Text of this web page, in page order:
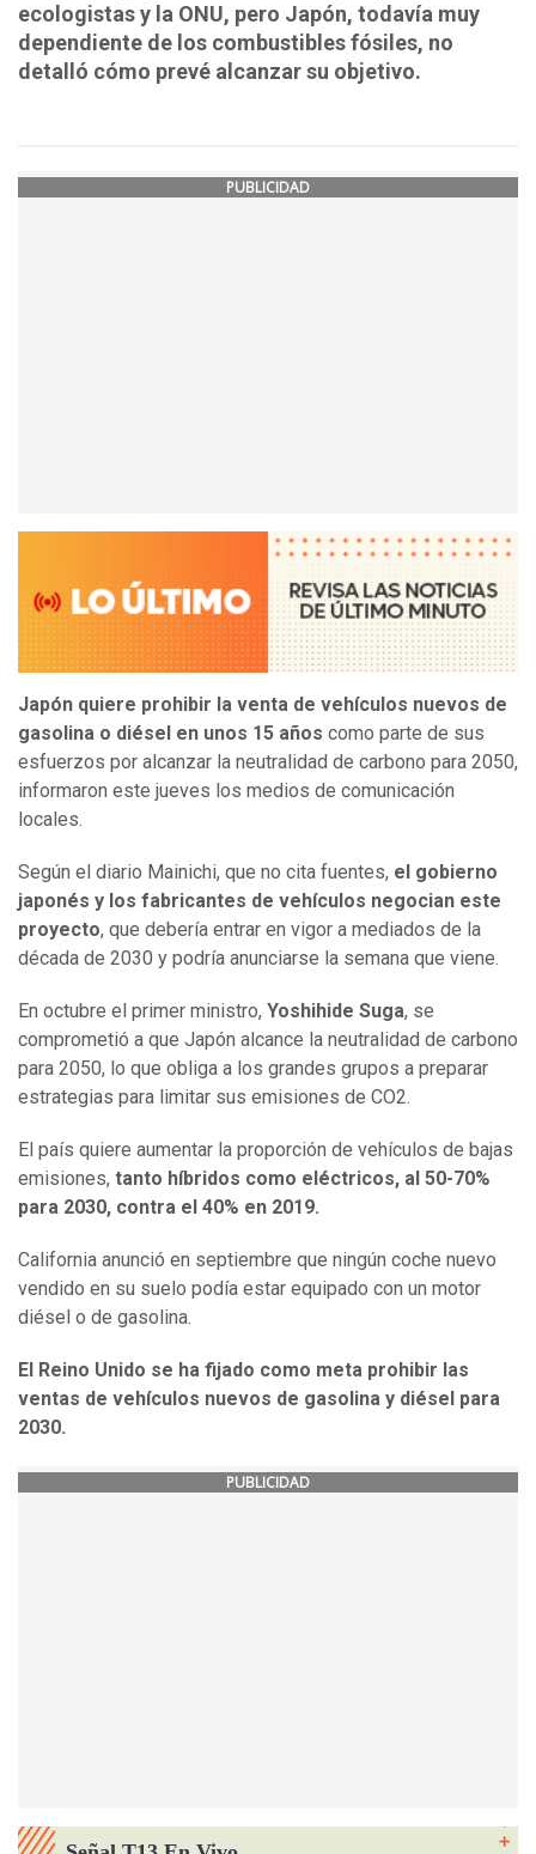
ecologistas y la ONU, pero Japón, todavía muy
dependiente de los combustibles fósiles, no
detalló cómo prevé alcanzar su objetivo.
PUBLICIDAD
Japón quiere prohibir la venta de vehículos nuevos de
gasolina o diésel en unos 15 años como parte de sus
esfuerzos por alcanzar la neutralidad de carbono para 2050,
informaron este jueves los medios de comunicación
locales.
Según el diario Mainichi, que no cita fuentes, el gobierno
japonés y los fabricantes de vehículos negocian este
proyecto, que debería entrar en vigor a mediados de la
década de 2030 y podría anunciarse la semana que viene.
En octubre el primer ministro, Yoshihide Suga, se
comprometió a que Japón alcance la neutralidad de carbono
para 2050, lo que obliga a los grandes grupos a preparar
estrategias para limitar sus emisiones de CO2.
El país quiere aumentar la proporción de vehículos de bajas
emisiones, tanto híbridos como eléctricos, al 50-70%
para 2030, contra el 40% en 2019.
California anunció en septiembre que ningún coche nuevo
vendido en su suelo podía estar equipado con un motor
diésel o de gasolina.
El Reino Unido se ha fijado como meta prohibir las
ventas de vehículos nuevos de gasolina y diésel para
2030.
PUBLICIDAD